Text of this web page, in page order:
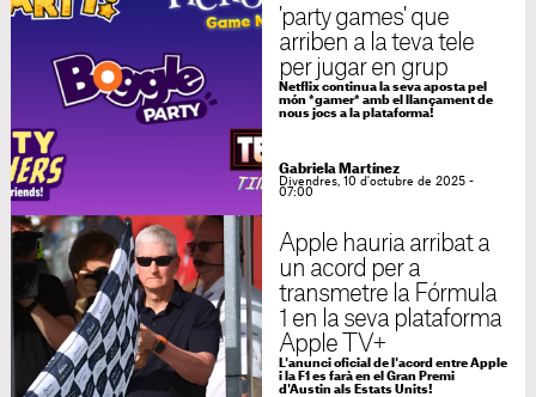
'party games' que
arriben a la teva tele
per jugar en grup
Netflix continua la seva aposta pel
món *gamer* amb el llançament de
nous jocs a la plataforma!
Gabriela Martínez
Divendres, 10 d'octubre de 2025 -
07:00
Apple hauria arribat a
un acord per a
transmetre la Fórmula
1 en la seva plataforma
Apple TV+
L'anunci oficial de l'acord entre Apple
i la F1 es farà en el Gran Premi
d'Austin als Estats Units!